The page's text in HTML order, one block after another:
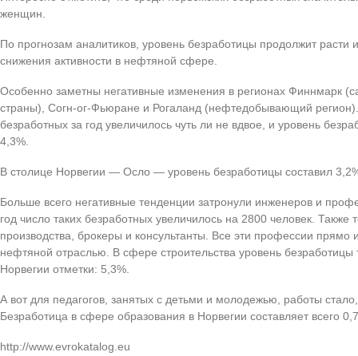
женщин.
По прогнозам аналитиков, уровень безработицы продолжит расти
снижения активности в нефтяной сфере.
Особенно заметны негативные изменения в регионах Финнмарк
страны), Согн-ог-Фьюране и Рогаланд (нефтедобывающий регион).
безработных за год увеличилось чуть ли не вдвое, и уровень
4,3%.
В столице Норвегии — Осло — уровень безработицы составил
Больше всего негативные тенденции затронули инженеров и
год число таких безработных увеличилось на 2800 человек. Также
производства, брокеры и консультанты. Все эти профессии прямо
нефтяной отраслью. В сфере строительства уровень безработицы
Норвегии отметки: 5,3%.
А вот для педагогов, занятых с детьми и молодежью, работы
Безработица в сфере образования в Норвегии составляет всего
http://www.evrokatalog.eu